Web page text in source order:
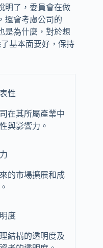
明了，委員會在做
還會考慮公司的
是為什麼，對於想
基本面要好，保持
性
在其所屬產業中
與影響力。
的市場擴展和成
度
結構的透明度及